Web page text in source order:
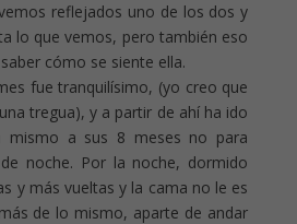
reflejados uno de los dos y
lo que vemos, pero también eso
cómo se siente ella.
fue tranquilísimo, (yo creo que
tregua), y a partir de ahí ha ido
mismo a sus 8 meses no para
noche. Por la noche, dormido
y más vueltas y la cama no le es
de lo mismo, aparte de andar